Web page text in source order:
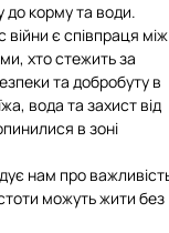
до корму та води.
є співпраця між
хто стежить за
та добробуту в
вода та захист від
в зоні
нам про
можуть жити без